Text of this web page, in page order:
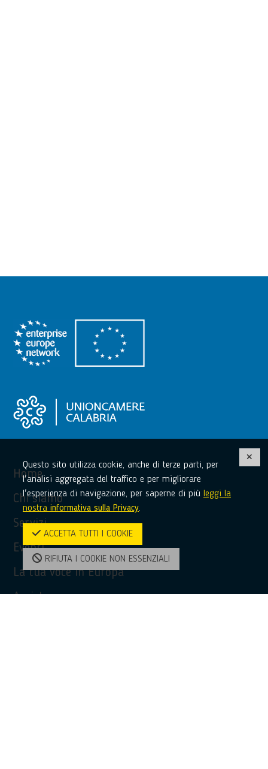
Home
Chi siamo
Servizi
Eventi
La tua voce in Europa
Assistenza
Questo sito utilizza cookie, anche di terze parti, per
l'analisi aggregata del traffico e per migliorare
l'esperienza di navigazione, per saperne di più leggi la
nostra informativa sulla Privacy.
ACCETTA TUTTI I COOKIE
RIFIUTA I COOKIE NON ESSENZIALI